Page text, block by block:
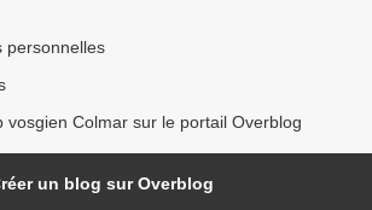
personnelles
vosgien Colmar sur le portail Overblog
un blog sur Overblog